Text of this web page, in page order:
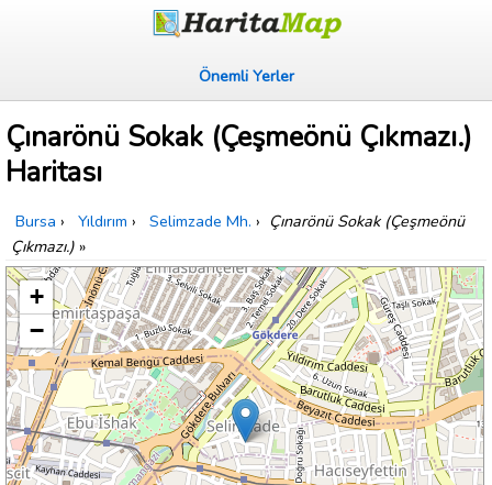
Önemli Yerler
Çınarönü Sokak (Çeşmeönü Çıkmazı.)
Haritası
Bursa › Yıldırım › Selimzade Mh. › Çınarönü Sokak (Çeşmeönü
Çıkmazı.) »
+
−